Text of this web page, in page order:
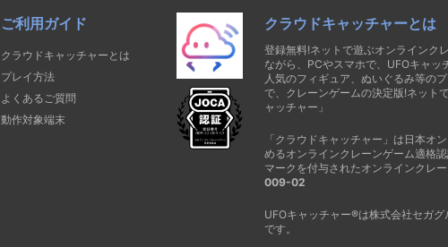
ご利用ガイド
クラウドキャッチャーとは
プレイ方法
よくあるご質問
動作対象端末
クラウドキャッチャーとは
登録無料!ネットで遊ぶオンラインク
ながら、PCやスマホで、UFOキャッ
人気のフィギュア、ぬいぐるみ等の
で、クレーンゲームの決定版!ネット
ャッチャー」
「クラウドキャッチャー」は日本オ
めるオンラインクレーンゲーム適格
マークを付与されたオンラインクレ
009-02
UFOキャッチャー®は株式会社セガ
です。